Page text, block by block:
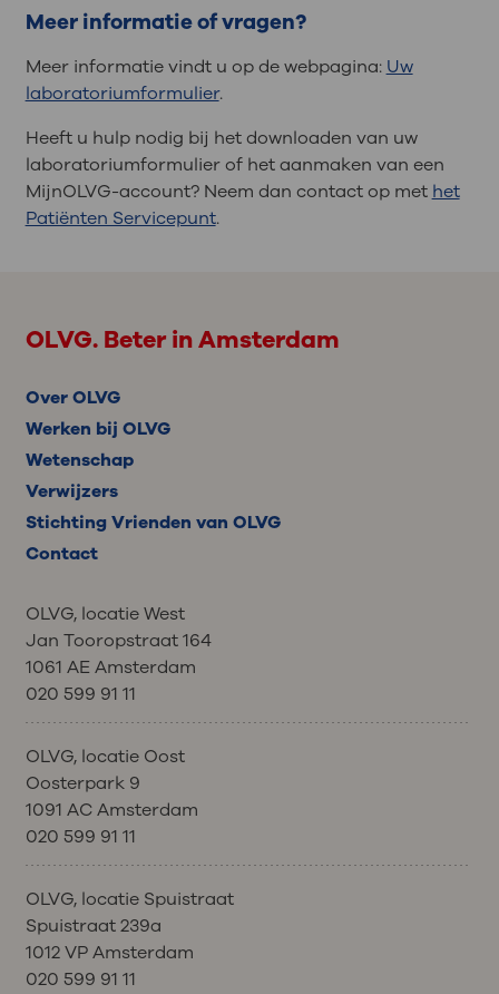
Meer informatie of vragen?
Meer informatie vindt u op de webpagina: Uw
laboratoriumformulier.
Heeft u hulp nodig bij het downloaden van uw
laboratoriumformulier of het aanmaken van een
MijnOLVG-account? Neem dan contact op met het
Patiënten Servicepunt.
OLVG. Beter in Amsterdam
Over OLVG
Werken bij OLVG
Wetenschap
Verwijzers
Stichting Vrienden van OLVG
Contact
OLVG, locatie West
Jan Tooropstraat 164
1061 AE Amsterdam
020 599 91 11
OLVG, locatie Oost
Oosterpark 9
1091 AC Amsterdam
020 599 91 11
OLVG, locatie Spuistraat
Spuistraat 239a
1012 VP Amsterdam
020 599 91 11